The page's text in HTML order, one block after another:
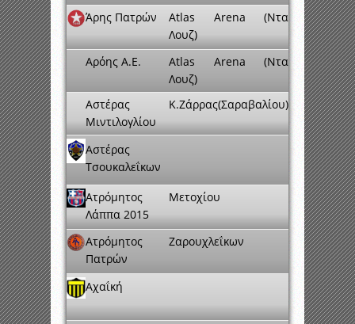
Άρης Πατρών
Atlas Arena (Ντα
Λουζ)
Αρόης Α.Ε.
Atlas Arena (Ντα
Λουζ)
Αστέρας
Μιντιλογλίου
Κ.Ζάρρας(Σαραβαλίου)
Αστέρας
Τσουκαλεΐκων
Ατρόμητος
Λάππα 2015
Μετοχίου
Ατρόμητος
Πατρών
Ζαρουχλεΐκων
Αχαΐκή